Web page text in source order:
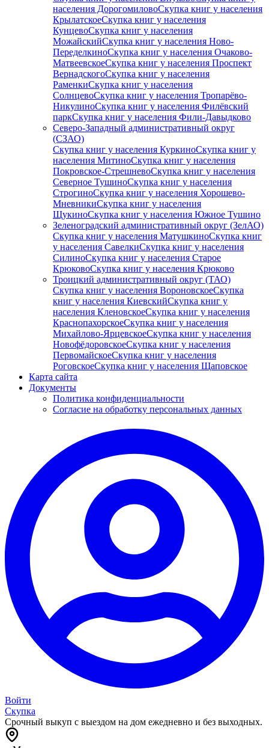
населения ДорогомиловоСкупка книг у населения
КрылатскоеСкупка книг у населения
КунцевоСкупка книг у населения
МожайскийСкупка книг у населения Ново-
ПеределкиноСкупка книг у населения Очаково-
МатвеевскоеСкупка книг у населения Проспект
ВернадскогоСкупка книг у населения
РаменкиСкупка книг у населения
СолнцевоСкупка книг у населения Тропарёво-
НикулиноСкупка книг у населения Филёвский
паркСкупка книг у населения Фили-Давыдково
Северо-Западный административный округ
(СЗАО)
Скупка книг у населения КуркиноСкупка книг у
населения МитиноСкупка книг у населения
Покровское-СтрешневоСкупка книг у населения
Северное ТушиноСкупка книг у населения
СтрогиноСкупка книг у населения Хорошево-
МневникиСкупка книг у населения
ЩукиноСкупка книг у населения Южное Тушино
Зеленоградский административный округ (ЗелАО)
Скупка книг у населения МатушкиноСкупка книг
у населения СавелкиСкупка книг у населения
СилиноСкупка книг у населения Старое
КрюковоСкупка книг у населения Крюково
Троицкий административный округ (ТАО)
Скупка книг у населения ВороновскоеСкупка
книг у населения КиевскийСкупка книг у
населения КленовскоеСкупка книг у населения
КраснопахорскоеСкупка книг у населения
Михайлово-ЯрцевскоеСкупка книг у населения
НовофёдоровскоеСкупка книг у населения
ПервомайскоеСкупка книг у населения
РоговскоеСкупка книг у населения Щаповское
Карта сайта
Документы
Политика конфиденциальности
Согласие на обработку персональных данных
Войти
Скупка
Срочный выкуп с выездом на дом ежедневно и без выходных.